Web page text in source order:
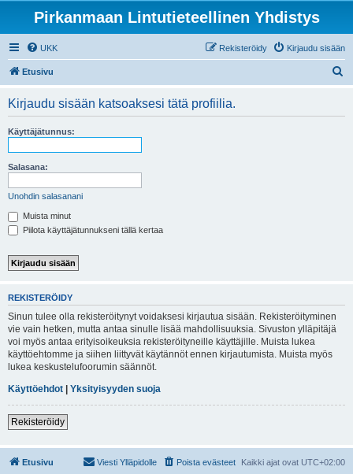
Pirkanmaan Lintutieteellinen Yhdistys
UKK Kirjaudu sisään
Rekisteröidy
Etusivu
Kirjaudu sisään katsoaksesi tätä profiilia.
Käyttäjätunnus:
Salasana:
Unohdin salasanani
Muista minut
Piilota käyttäjätunnukseni tällä kertaa
REKISTERÖIDY
Sinun tulee olla rekisteröitynyt voidaksesi kirjautua sisään. Rekisteröityminen
vie vain hetken, mutta antaa sinulle lisää mahdollisuuksia. Sivuston ylläpitäjä
voi myös antaa erityisoikeuksia rekisteröityneille käyttäjille. Muista lukea
käyttöehtomme ja siihen liittyvät käytännöt ennen kirjautumista. Muista myös
lukea keskustelufoorumin säännöt.
Käyttöehdot | Yksityisyyden suoja
Rekisteröidy
Etusivu Kaikki ajat ovat UTC+02:00
Poista evästeet
Viesti Ylläpidolle